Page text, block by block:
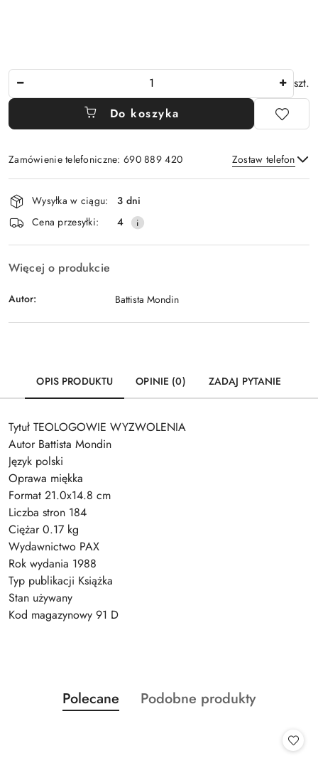
szt.
Do koszyka
Zamówienie telefoniczne: 690 889 420 Zostaw telefon
Wyślij
Dostępność
i
dostawa
Wysyłka w ciągu:
3 dni
Cena przesyłki:
4
Więcej o produkcie
Autor: Battista Mondin
OPIS PRODUKTU OPINIE (0) ZADAJ PYTANIE
Tytuł TEOLOGOWIE WYZWOLENIA
Autor Battista Mondin
Język polski
Oprawa miękka
Format 21.0x14.8 cm
Liczba stron 184
Ciężar 0.17 kg
Wydawnictwo PAX
Rok wydania 1988
Typ publikacji Książka
Stan używany
Kod magazynowy 91 D
Pomiń karuzelę produktów
Produkty
o
Polecane
Produkty
Podobne produkty